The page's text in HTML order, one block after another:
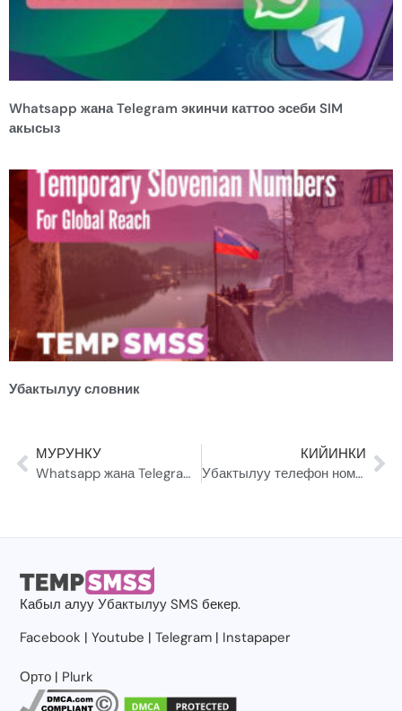
Whatsapp жана Telegram экинчи каттоо эсеби SIM
акысыз
Убактылуу словник
МУРУНКУ
Whatsapp жана Telegram экинчи каттоо эсеби SIM акысыз
КИЙИНКИ
Убактылуу телефон номерлери боюнча толук колдонмо: алар эмне, алар кантип иштейт жана аларды качан колдонуу керек (2026)
Кабыл алууУбактылуу SMS бекер.
Facebook |Youtube |Telegram | Instapaper
Орто | Plurk